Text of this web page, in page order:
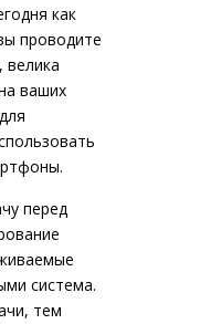
как
проводите
велика
ваших
перед
система.
тем